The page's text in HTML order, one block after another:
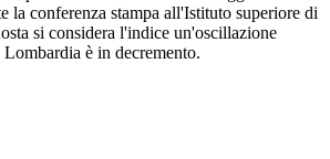
la conferenza stampa all'Istituto superiore di
si considera l'indice un'oscillazione
è in decremento.